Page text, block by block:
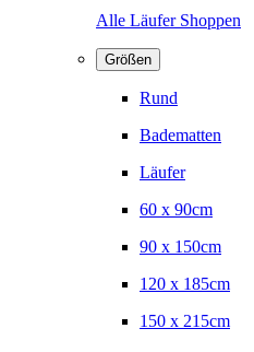
Alle Läufer Shoppen
Größen
Rund
Badematten
Läufer
60 x 90cm
90 x 150cm
120 x 185cm
150 x 215cm